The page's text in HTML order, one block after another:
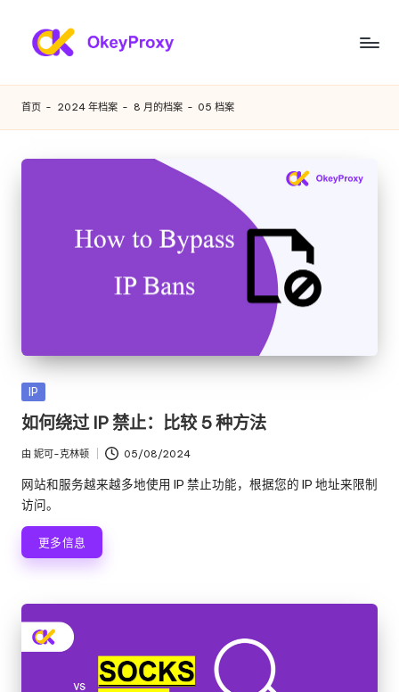
满
足
您
各
宅
代
理
服
务
器
[
免
费
试
能
大
网
络
代
用、
代
理
置
程、
网
络
首页 - 2024 年档案 - 8 月的档案 - 05 档案
发
布
在
IP
如何绕过 IP 禁止：比较 5 种方法
发
布
者
由 妮可-克林顿 05/08/2024
网站和服务越来越多地使用 IP 禁止功能，根据您的 IP 地址来限制
访问。
更多信息